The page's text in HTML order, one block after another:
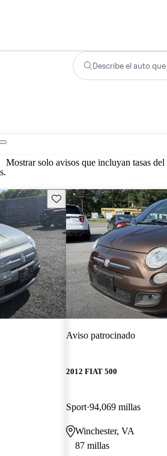
Describe el auto
Mostrar solo avisos que incluyan tasas
Guarda este Aviso
Aviso patrocinado
2012 FIAT 500
Sport 94,069 millas
Winchester, VA
87 millas